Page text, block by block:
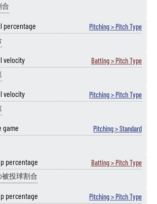
percentage Pitching > Pitch Type
velocity Batting > Pitch Type
velocity Pitching > Pitch Type
game Pitching > Standard
percentage Batting > Pitch Type
投球割合
percentage Pitching > Pitch Type